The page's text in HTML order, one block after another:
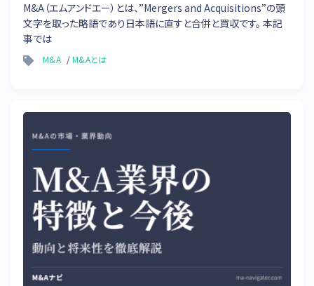
M&A（エムアンドエー）とは、”Mergers and Acquisitions”の頭
文字を取った略語であり日本語に直すと合併と買収です。 本記
事では
M&A M&Aとは